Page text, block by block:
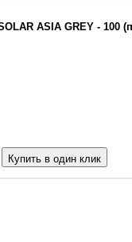
ASIA GREY - 100
Купить в один клик